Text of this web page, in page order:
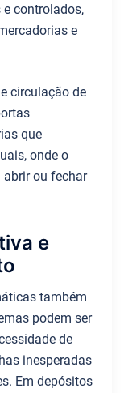
controlados,
e
circulação de
que
onde o
abrir ou fechar
e
também
podem ser
de
inesperadas
Em depósitos